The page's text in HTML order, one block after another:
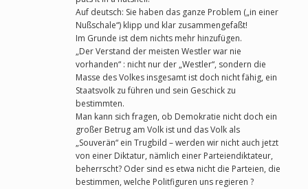
Auf deutsch: Sie haben das ganze Problem („in einer
Nußschale“) klipp und klar zusammengefaßt!
Im Grunde ist dem nichts mehr hinzufügen.
„Der Verstand der meisten Westler war nie
vorhanden“ : nicht nur der „Westler“, sondern die
Masse des Volkes insgesamt ist doch nicht fähig, ein
Staatsvolk zu führen und sein Geschick zu
bestimmten.
Man kann sich fragen, ob Demokratie nicht doch ein
großer Betrug am Volk ist und das Volk als
„Souverän“ ein Trugbild – werden wir nicht auch jetzt
von einer Diktatur, nämlich einer Parteiendiktateur,
beherrscht? Oder sind es etwa nicht die Parteien, die
bestimmen, welche Politfiguren uns regieren ?